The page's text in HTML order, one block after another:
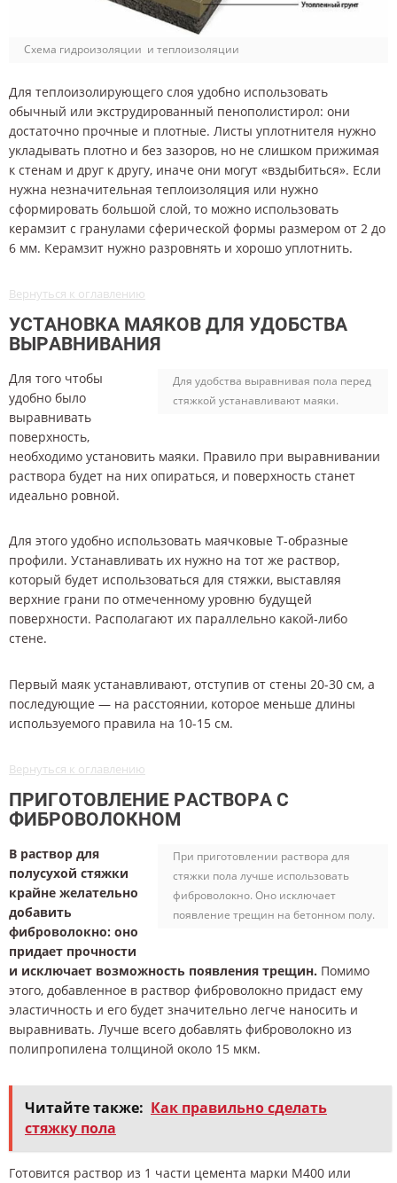
Схема гидроизоляции и теплоизоляции
Для теплоизолирующего слоя удобно использовать
обычный или экструдированный пенополистирол: они
достаточно прочные и плотные. Листы уплотнителя нужно
укладывать плотно и без зазоров, но не слишком прижимая
к стенам и друг к другу, иначе они могут «вздыбиться». Если
нужна незначительная теплоизоляция или нужно
сформировать большой слой, то можно использовать
керамзит с гранулами сферической формы размером от 2 до
6 мм. Керамзит нужно разровнять и хорошо уплотнить.
Вернуться к оглавлению
УСТАНОВКА МАЯКОВ ДЛЯ УДОБСТВА
ВЫРАВНИВАНИЯ
Для удобства выравнивая пола перед
стяжкой устанавливают маяки.
Для того чтобы
удобно было
выравнивать
поверхность,
необходимо установить маяки. Правило при выравнивании
раствора будет на них опираться, и поверхность станет
идеально ровной.
Для этого удобно использовать маячковые Т-образные
профили. Устанавливать их нужно на тот же раствор,
который будет использоваться для стяжки, выставляя
верхние грани по отмеченному уровню будущей
поверхности. Располагают их параллельно какой-либо
стене.
Первый маяк устанавливают, отступив от стены 20-30 см, а
последующие — на расстоянии, которое меньше длины
используемого правила на 10-15 см.
Вернуться к оглавлению
ПРИГОТОВЛЕНИЕ РАСТВОРА С
ФИБРОВОЛОКНОМ
При приготовлении раствора для
стяжки пола лучше использовать
фиброволокно. Оно исключает
появление трещин на бетонном полу.
В раствор для
полусухой стяжки
крайне желательно
добавить
фиброволокно: оно
придает прочности
и исключает возможность появления трещин. Помимо
этого, добавленное в раствор фиброволокно придаст ему
эластичность и его будет значительно легче наносить и
выравнивать. Лучше всего добавлять фиброволокно из
полипропилена толщиной около 15 мкм.
Читайте также: Как правильно сделать
стяжку пола
Готовится раствор из 1 части цемента марки М400 или